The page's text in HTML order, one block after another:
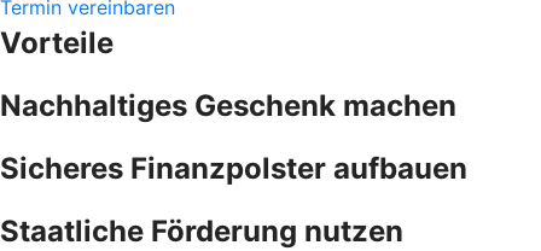
Termin vereinbaren
Vorteile
Nachhaltiges Geschenk machen
Sicheres Finanzpolster aufbauen
Staatliche Förderung nutzen